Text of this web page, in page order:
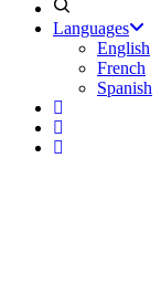
Languages
English
French
Spanish